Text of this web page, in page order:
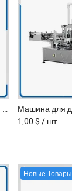
ЛК-УЛАБ-МФ 661 Вертикальная круглая машина для нанесения этикеток на бутылки
1,00 $ / шт.
Новые Товары